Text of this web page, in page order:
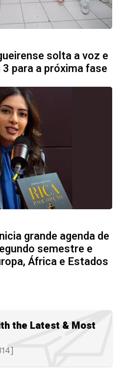
solta a voz e
para a próxima fase
grande agenda de
semestre e
África e Estados
the Latest & Most